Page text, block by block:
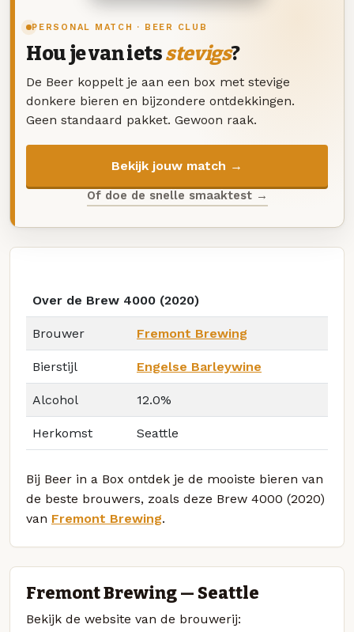
PERSONAL MATCH · BEER CLUB
Hou je van ietsstevigs?
De Beer koppelt je aan een box met stevige
donkere bieren en bijzondere ontdekkingen.
Geen standaard pakket. Gewoon raak.
Bekijk jouw match →
Of doe de snelle smaaktest →
Over de Brew 4000 (2020)
Brouwer Fremont Brewing
Bierstijl Engelse Barleywine
Alcohol 12.0%
Herkomst Seattle
Bij Beer in a Box ontdek je de mooiste bieren van
de beste brouwers, zoals deze Brew 4000 (2020)
van Fremont Brewing.
Fremont Brewing — Seattle
Bekijk de website van de brouwerij: